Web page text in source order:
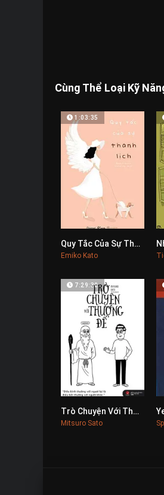
Cùng Thể Loại Kỹ
0
1:03:35
Quy Tắc Của Sự Thanh Lịch
Emiko Kato
0
7:29:30
Trò Chuyện Với Thượng Đế
Mitsuro Sato